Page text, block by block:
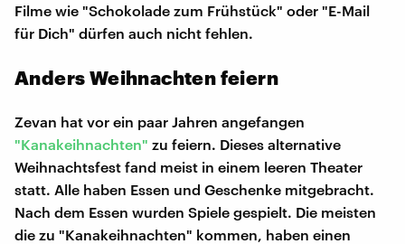
Filme wie "Schokolade zum Frühstück" oder "E-Mail
für Dich" dürfen auch nicht fehlen.
Anders Weihnachten feiern
Zevan hat vor ein paar Jahren angefangen
"Kanakeihnachten" zu feiern. Dieses alternative
Weihnachtsfest fand meist in einem leeren Theater
statt. Alle haben Essen und Geschenke mitgebracht.
Nach dem Essen wurden Spiele gespielt. Die meisten
die zu "Kanakeihnachten" kommen, haben einen